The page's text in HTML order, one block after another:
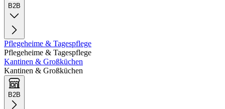
B2B
Pflegeheime & Tagespflege
Pflegeheime & Tagespflege
Kantinen & Großküchen
Kantinen & Großküchen
B2B